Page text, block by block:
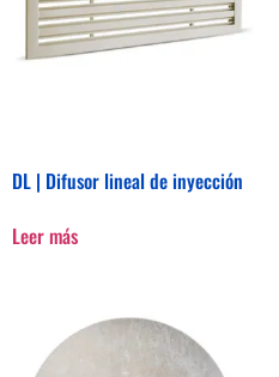
DL | Difusor lineal de inyección
Leer más